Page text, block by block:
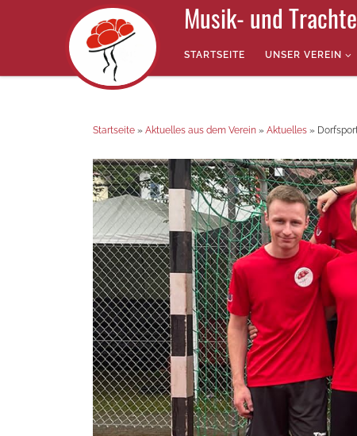
Zum Inhalt springen Musik- und
STARTSEITE UNSER VEREIN
Startseite » Aktuelles aus dem Verein » Aktuelles »